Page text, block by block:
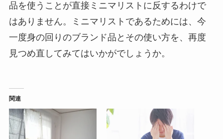
品を使うことが直接ミニマリストに反するわけで
はありません。ミニマリストであるためには、今
一度身の回りのブランド品とその使い方を、再度
見つめ直してみてはいかがでしょうか。
関連